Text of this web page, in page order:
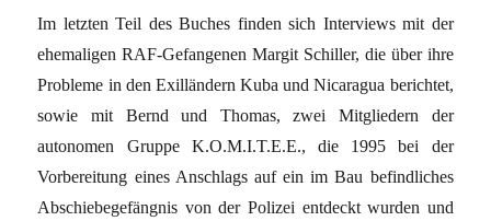
Im letzten Teil des Buches finden sich Interviews mit der
ehemaligen RAF-Gefangenen Margit Schiller, die über ihre
Probleme in den Exilländern Kuba und Nicaragua berichtet,
sowie mit Bernd und Thomas, zwei Mitgliedern der
autonomen Gruppe K.O.M.I.T.E.E., die 1995 bei der
Vorbereitung eines Anschlags auf ein im Bau befindliches
Abschiebegefängnis von der Polizei entdeckt wurden und